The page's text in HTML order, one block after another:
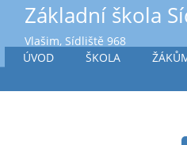
Základní škola
Vlašim, Sídliště 968
ÚVOD
ŠKOLA